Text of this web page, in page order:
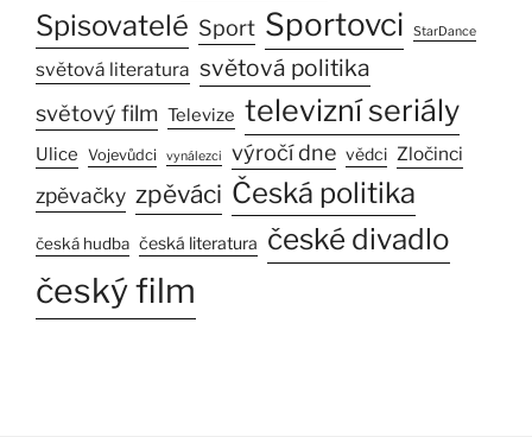
Spisovatelé Sport Sportovci StarDance
světová literatura světová politika
světový film Televize televizní seriály
Ulice Vojevůdci vynálezci výročí dne vědci Zločinci
zpěvačky zpěváci Česká politika
česká hudba česká literatura české divadlo
český film